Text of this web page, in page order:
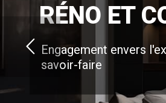
Engagement envers
savoir-faire
RÉNO ET